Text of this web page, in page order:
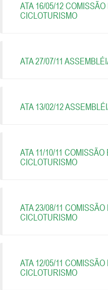
ATA 16/05/12
CICLOTURISMO
ATA 27/07/11
ATA 13/02/12
ATA 11/10/11
CICLOTURISMO
ATA 23/08/11
CICLOTURISMO
ATA 12/05/11
CICLOTURISMO